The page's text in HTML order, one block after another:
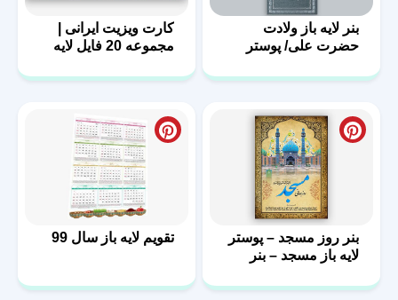
بنر لایه باز ولادت
حضرت علی/ پوستر
کارت ویزیت ایرانی |
مجموعه 20 فایل لایه
بنر روز مسجد – پوستر
لایه باز مسجد – بنر
تقویم لایه باز سال 99